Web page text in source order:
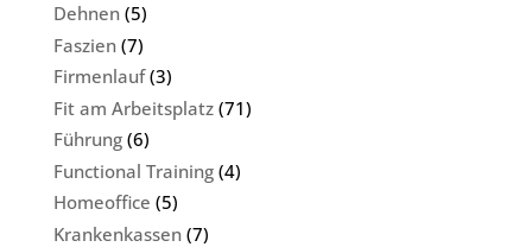
Dehnen(5)
Faszien(7)
Firmenlauf(3)
Fit am Arbeitsplatz(71)
Führung(6)
Functional Training(4)
Homeoffice (5)
Krankenkassen(7)